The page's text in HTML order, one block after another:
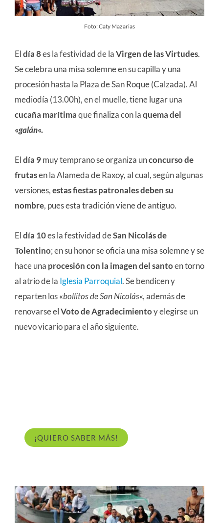
Foto: Caty Mazarias
Eldía 8es la festividad de laVirgen de las Virtudes.
Se celebra una misa solemne en su capilla y una
procesión hasta la Plaza de San Roque (Calzada). Al
mediodía (13.00h), en el muelle, tiene lugar una
cucaña marítimaque finaliza con laquema del
«galán«.
Eldía 9muy temprano se organiza unconcurso de
frutasen la Alameda de Raxoy, al cual, según algunas
versiones,estas fiestas patronales deben su
nombre, pues esta tradición viene de antiguo.
Eldía 10es la festividad deSan Nicolás de
Tolentino; en su honor se oficia una misa solemne y se
hace una procesión con la imagen del santoen torno
al atrio de la Iglesia Parroquial. Se bendicen y
reparten los «bollitos de San Nicolás«, además de
renovarse elVoto de Agradecimientoy elegirse un
nuevo vicario para el año siguiente.
¡QUIERO SABER MÁS!